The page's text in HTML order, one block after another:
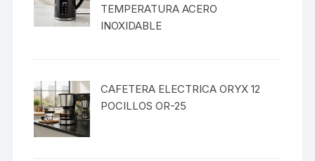
TEMPERATURA ACERO
INOXIDABLE
CAFETERA ELECTRICA ORYX 12
POCILLOS OR-25